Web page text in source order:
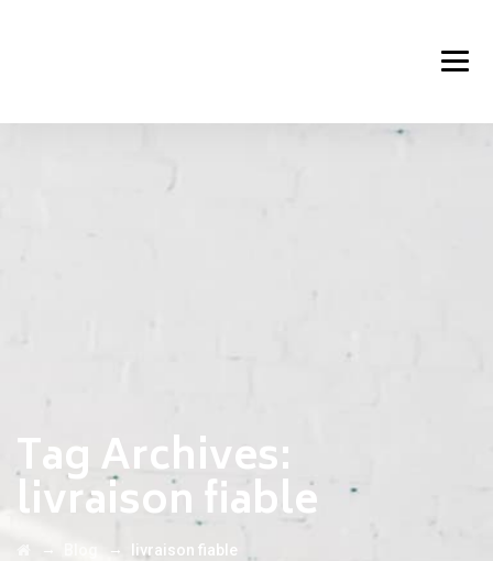
Tag Archives:
livraison fiable
→ → livraison fiable